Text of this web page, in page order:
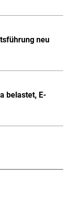
neu
belastet, E-